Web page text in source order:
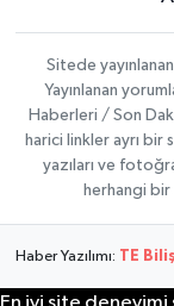
Sitede
Yayınlanan
Haberleri / Son
harici linkler ayrı bir
yazıları ve
herhangi bir
Haber Yazılımı: TE